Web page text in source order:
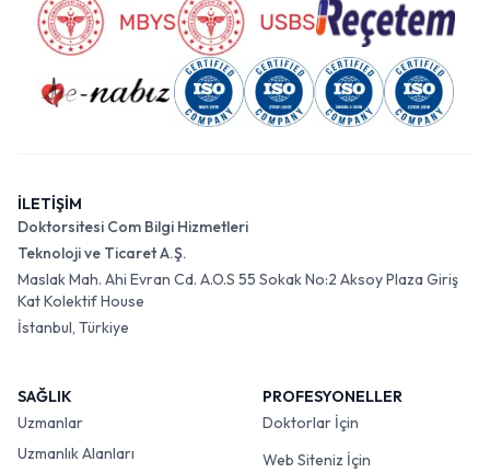
İLETİŞİM
Doktorsitesi Com Bilgi Hizmetleri
Teknoloji ve Ticaret A.Ş.
Maslak Mah. Ahi Evran Cd. A.O.S 55 Sokak No:2 Aksoy Plaza Giriş
Kat Kolektif House
İstanbul, Türkiye
SAĞLIK
Uzmanlar
Uzmanlık Alanları
PROFESYONELLER
Doktorlar İçin
Web Siteniz İçin